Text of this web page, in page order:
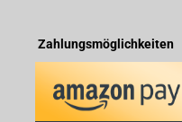
Zahlungsmöglichkeiten